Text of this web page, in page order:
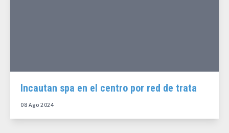
Incautan spa en el centro por red de trata
08 Ago 2024